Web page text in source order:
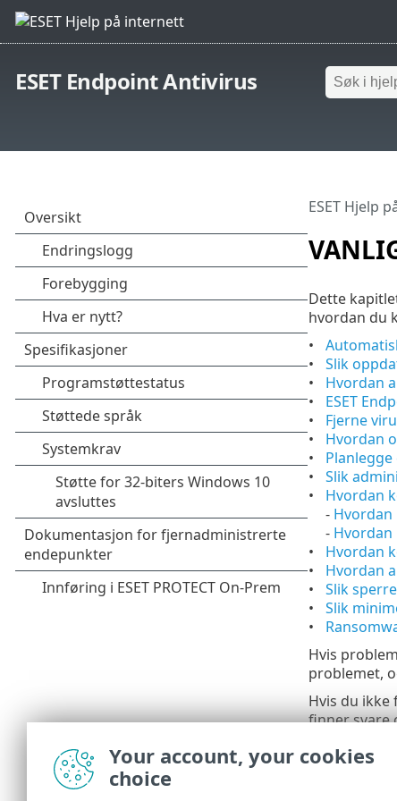
ESET Endpoint Antivirus
ESET Hjelp
Dette
hvordan du
Slik
Hvordan
ESET
Fjerne
Hvordan
Slik
Hvordan
-
- Hvordan
Hvordan
Hvordan
Slik
Slik
Hvis
problemet,
Hvis du
finner svare
Slik
Beste
Ofte
Your account, your cookies
choice